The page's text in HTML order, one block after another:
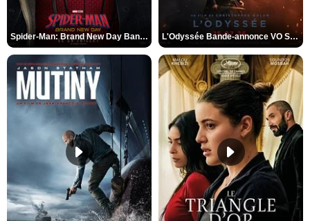
Spider-Man: Brand New Day Bande-annonce VO STFR L'Odyssée Bande-annonce VO STFR